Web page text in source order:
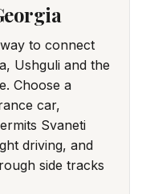
to connect
Ushguli and the
Choose a
car,
Svaneti
driving, and
side tracks